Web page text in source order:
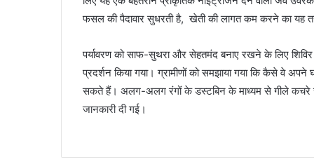
फसल की पैदावार सुधरती है, खेती की लागत कम करने का यह
पर्यावरण को साफ-सुथरा और सेहतमंद बनाए रखने के लिए
प्रदर्शन किया गया। ग्रामीणों को समझाया गया कि कैसे वे
सकते हैं। अलग-अलग रंगों के डस्टबिन के माध्यम से गीले कचरे
जानकारी दी गई।